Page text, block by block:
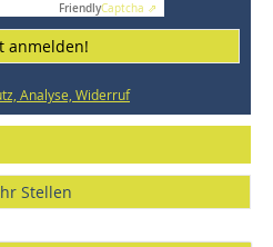
FriendlyCaptcha ⇗
anmelden!
Analyse, Widerruf
Stellen